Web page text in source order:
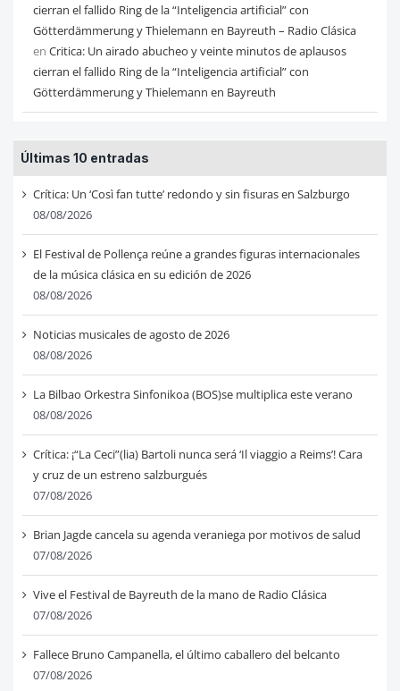
cierran el fallido Ring de la “Inteligencia artificial” con
Götterdämmerung y Thielemann en Bayreuth – Radio Clásica
en Critica: Un airado abucheo y veinte minutos de aplausos
cierran el fallido Ring de la “Inteligencia artificial” con
Götterdämmerung y Thielemann en Bayreuth
Últimas 10 entradas
Crítica: Un ‘Così fan tutte’ redondo y sin fisuras en Salzburgo
08/08/2026
El Festival de Pollença reúne a grandes figuras internacionales
de la música clásica en su edición de 2026
08/08/2026
Noticias musicales de agosto de 2026
08/08/2026
La Bilbao Orkestra Sinfonikoa (BOS)se multiplica este verano
08/08/2026
Crítica: ¡“La Ceci”(lia) Bartoli nunca será ‘Il viaggio a Reims’! Cara
y cruz de un estreno salzburgués
07/08/2026
Brian Jagde cancela su agenda veraniega por motivos de salud
07/08/2026
Vive el Festival de Bayreuth de la mano de Radio Clásica
07/08/2026
Fallece Bruno Campanella, el último caballero del belcanto
07/08/2026